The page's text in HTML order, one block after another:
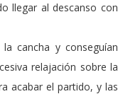
llegar al descanso con
cancha y conseguían
relajación sobre la
acabar el partido, y las